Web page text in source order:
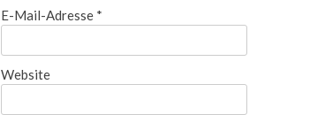
E-Mail-Adresse *
Website